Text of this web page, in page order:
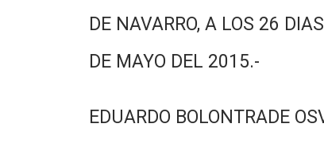
DE NAVARRO, A LOS 26
DE MAYO DEL 2015.-
EDUARDO BOLONTRADE